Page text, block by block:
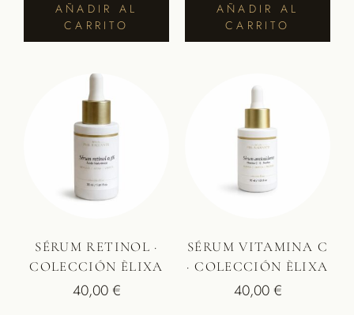
AÑADIR AL
CARRITO
AÑADIR AL
CARRITO
SÉRUM RETINOL ·
COLECCIÓN ÈLIXA
40,00€
SÉRUM VITAMINA C
· COLECCIÓN ÈLIXA
40,00€